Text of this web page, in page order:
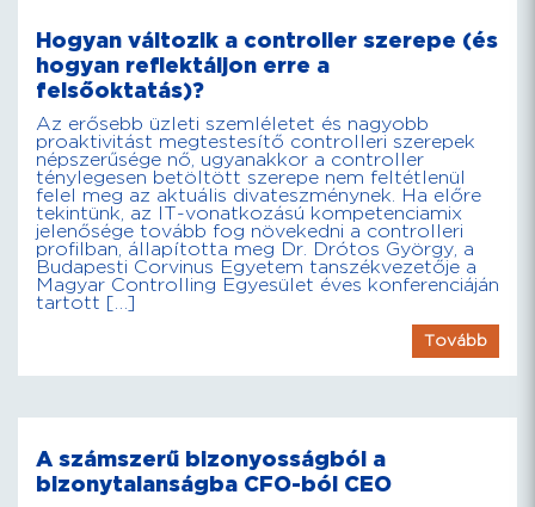
Hogyan változik a controller szerepe (és
hogyan reflektáljon erre a
felsőoktatás)?
Az erősebb üzleti szemléletet és nagyobb
proaktivitást megtestesítő controlleri szerepek
népszerűsége nő, ugyanakkor a controller
ténylegesen betöltött szerepe nem feltétlenül
felel meg az aktuális divateszménynek. Ha előre
tekintünk, az IT-vonatkozású kompetenciamix
jelenősége tovább fog növekedni a controlleri
profilban, állapította meg Dr. Drótos György, a
Budapesti Corvinus Egyetem tanszékvezetője a
Magyar Controlling Egyesület éves konferenciáján
tartott […]
Tovább
A számszerű bizonyosságból a
bizonytalanságba CFO-ból CEO